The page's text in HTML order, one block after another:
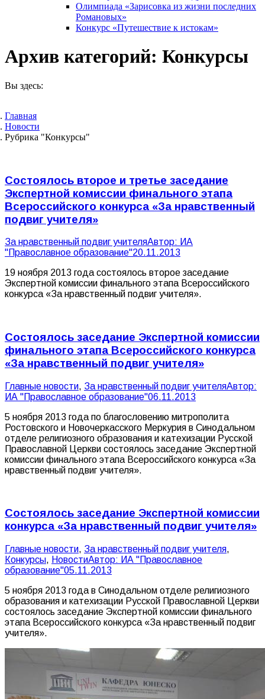
Олимпиада «Зарисовка из жизни последних
Романовых»
Конкурс «Путешествие к истокам»
Архив категорий: Конкурсы
Вы здесь:
Главная
Новости
Рубрика "Конкурсы"
Состоялось второе и третье заседание
Экспертной комиссии финального этапа
Всероссийского конкурса «За нравственный
подвиг учителя»
За нравственный подвиг учителяАвтор: ИА
"Православное образование"20.11.2013
19 ноября 2013 года состоялось второе заседание
Экспертной комиссии финального этапа Всероссийского
конкурса «За нравственный подвиг учителя».
Состоялось заседание Экспертной комиссии
финального этапа Всероссийского конкурса
«За нравственный подвиг учителя»
Главные новости, За нравственный подвиг учителяАвтор:
ИА "Православное образование"06.11.2013
5 ноября 2013 года по благословению митрополита
Ростовского и Новочеркасского Меркурия в Синодальном
отделе религиозного образования и катехизации Русской
Православной Церкви состоялось заседание Экспертной
комиссии финального этапа Всероссийского конкурса «За
нравственный подвиг учителя».
Состоялось заседание Экспертной комиссии
конкурса «За нравственный подвиг учителя»
Главные новости, За нравственный подвиг учителя,
Конкурсы, НовостиАвтор: ИА "Православное
образование"05.11.2013
5 ноября 2013 года в Синодальном отделе религиозного
образования и катехизации Русской Православной Церкви
состоялось заседание Экспертной комиссии финального
этапа Всероссийского конкурса «За нравственный подвиг
учителя».